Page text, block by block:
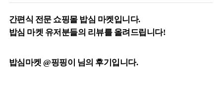
간편식 전문 쇼핑몰 밥심 마켓입니다.
밥심 마켓 유저분들의 리뷰를 올려드립니다!
밥심마켓 @핑핑이 님의 후기입니다.